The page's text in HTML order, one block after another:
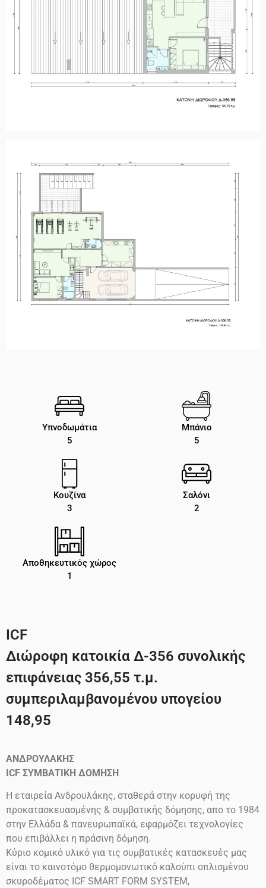
Υπνοδωμάτια
5
Μπάνιο
5
Κουζίνα
3
Σαλόνι
2
Αποθηκευτικός χώρος
1
ICF
Διώροφη κατοικία Δ-356 συνολικής
επιφάνειας 356,55 τ.μ.
συμπεριλαμβανομένου υπογείου
148,95
ΑΝΔΡΟΥΛΑΚΗΣ
ICF ΣΥΜΒΑΤΙΚΗ ΔΟΜΗΣΗ
Η εταιρεία Ανδρουλάκης, σταθερά στην κορυφή της
προκατασκευασμένης & συμβατικής δόμησης, απο το 1984
στην Ελλάδα & πανευρωπαϊκά, εφαρμόζει τεχνολογίες
που επιβάλλει η πράσινη δόμηση.
Κύριο κομικό υλικό για τις συμβατικές κατασκευές μας
είναι το καινοτόμο θερμομονωτικό καλούπι οπλισμένου
σκυροδέματος ICF SMART FORM SYSTEM,